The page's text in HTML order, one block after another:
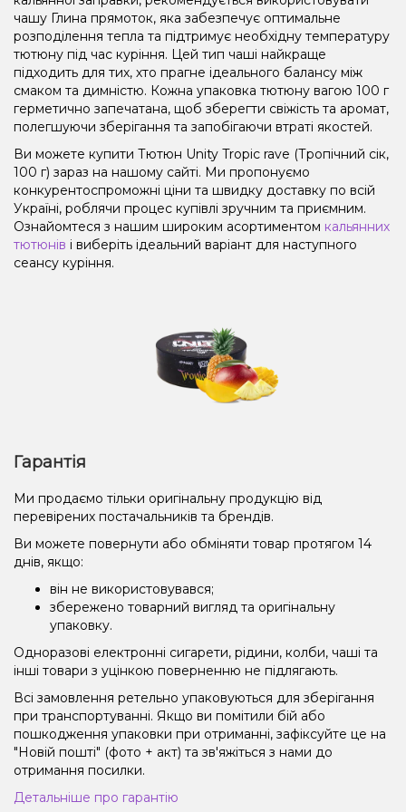
чашу Глина прямоток, яка забезпечує оптимальне
розподілення тепла та підтримує необхідну температуру
тютюну під час куріння. Цей тип чаші найкраще
підходить для тих, хто прагне ідеального балансу між
смаком та димністю. Кожна упаковка тютюну вагою 100 г
герметично запечатана, щоб зберегти свіжість та аромат,
полегшуючи зберігання та запобігаючи втраті якостей.
Ви можете купити Тютюн Unity Tropic rave (Тропічний сік,
100 г) зараз на нашому сайті. Ми пропонуємо
конкурентоспроможні ціни та швидку доставку по всій
Україні, роблячи процес купівлі зручним та приємним.
Ознайомтеся з нашим широким асортиментом кальянних
тютюнів і виберіть ідеальний варіант для наступного
сеансу куріння.
Гарантія
Ми продаємо тільки оригінальну продукцію від
перевірених постачальників та брендів.
Ви можете повернути або обміняти товар протягом 14
днів, якщо:
він не використовувався;
збережено товарний вигляд та оригінальну
упаковку.
Одноразові електронні сигарети, рідини, колби, чаші та
інші товари з уцінкою поверненню не підлягають.
Всі замовлення ретельно упаковуються для зберігання
при транспортуванні. Якщо ви помітили бій або
пошкодження упаковки при отриманні, зафіксуйте це на
"Новій пошті" (фото + акт) та зв'яжіться з нами до
отримання посилки.
Детальніше про гарантію